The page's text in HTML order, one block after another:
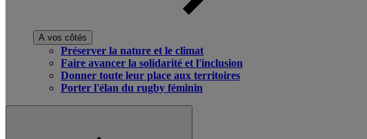
A vos côtés
Préserver la nature et le climat
Faire avancer la solidarité et l'inclusion
Donner toute leur place aux territoires
Porter l'élan du rugby féminin